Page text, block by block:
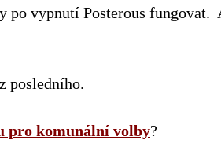
vypnutí Posterous fungovat.
posledního.
pro komunální volby?